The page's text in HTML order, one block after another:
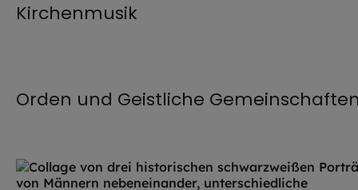
Kirchenmusik
Orden und Geistliche